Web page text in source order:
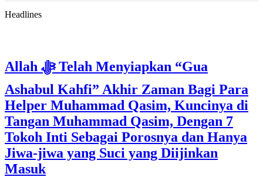
Headlines
Allah ﷻ Telah Menyiapkan “Gua
Ashabul Kahfi” Akhir Zaman Bagi Para
Helper Muhammad Qasim, Kuncinya di
Tangan Muhammad Qasim, Dengan 7
Tokoh Inti Sebagai Porosnya dan Hanya
Jiwa-jiwa yang Suci yang Diijinkan
Masuk